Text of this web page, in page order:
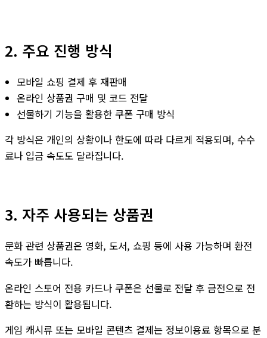
2. 주요 진행 방식
모바일 쇼핑 결제 후 재판매
온라인 상품권 구매 및 코드 전달
선물하기 기능을 활용한 쿠폰 구매 방식
각 방식은 개인의 상황이나 한도에 따라 다르게 적용되며, 수수
료나 입금 속도도 달라집니다.
3. 자주 사용되는 상품권
문화 관련 상품권은 영화, 도서, 쇼핑 등에 사용 가능하며 환전
속도가 빠릅니다.
온라인 스토어 전용 카드나 쿠폰은 선물로 전달 후 금전으로 전
환하는 방식이 활용됩니다.
게임 캐시류 또는 모바일 콘텐츠 결제는 정보이용료 항목으로 분